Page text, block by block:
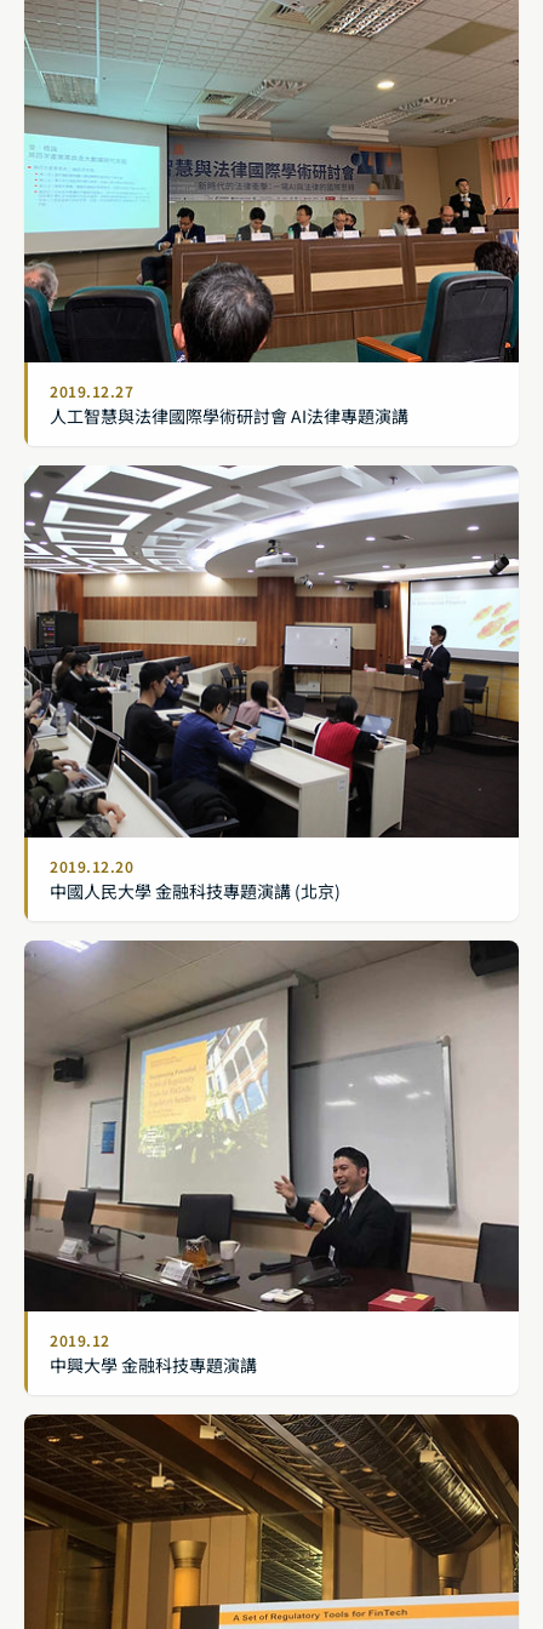
2019.12.27
人工智慧與法律國際學術研討會 AI法律專題演講
2019.12.20
中國人民大學 金融科技專題演講 (北京)
2019.12
中興大學 金融科技專題演講